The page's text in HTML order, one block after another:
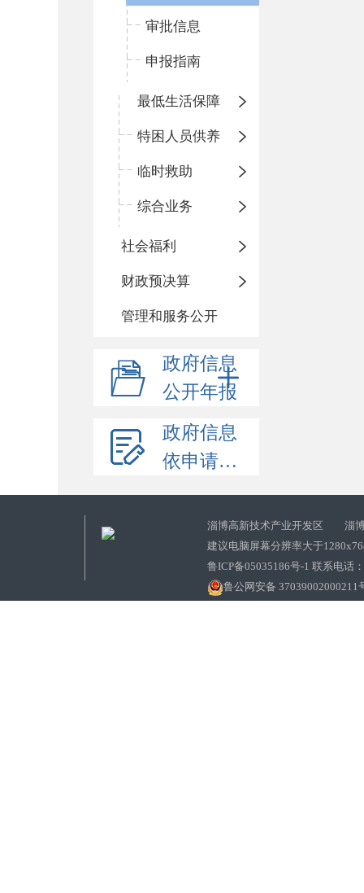
审批信息
申报指南
最低生活保障
特困人员供养
临时救助
综合业务
社会福利
财政预决算
管理和服务公开
政府信息
公开年报
政府信息
依申请公开
淄博高新技术产业开发区 淄博
建议电脑屏幕分辨率大于
鲁ICP备05035186号-1 联系电话
鲁公网安备 37039002000211